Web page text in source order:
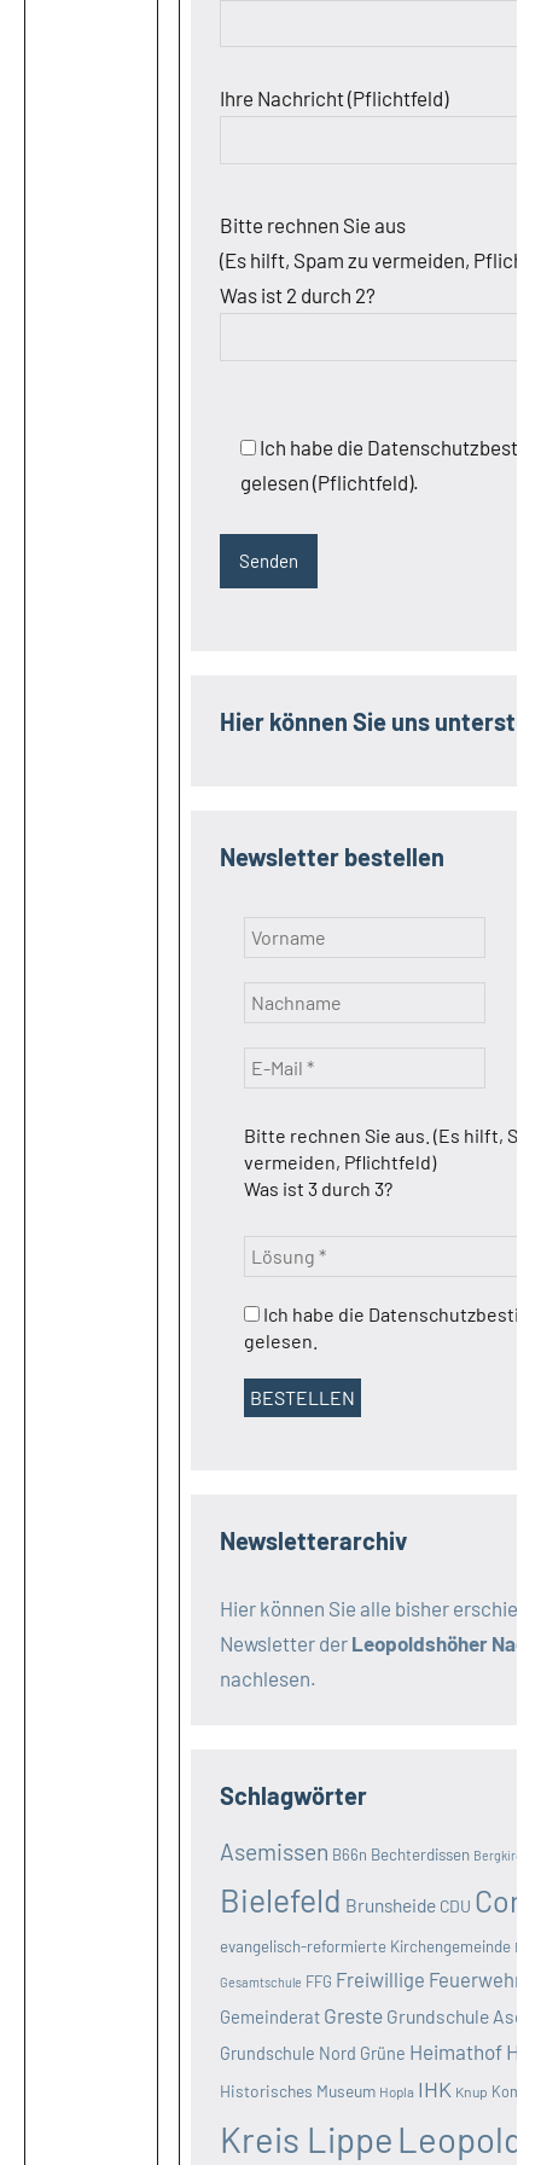
Ihre Nachricht (Pflichtfeld)
Bitte rechnen Sie aus
(Es hilft, Spam zu vermeiden,
Was ist 2 durch 2?
Ich habe die
gelesen (Pflichtfeld).
Hier können Sie uns
Newsletter bestellen
Bitte rechnen Sie aus. (Es hilft,
vermeiden, Pflichtfeld)
Was ist 3 durch 3?
Ich habe die
gelesen.
Newsletterarchiv
Hier können Sie alle bisher
Newsletter der Leopoldshöher
nachlesen.
Schlagwörter
Asemissen B66n Bechterdissen
Bielefeld Brunsheide CDU
evangelisch-reformierte Kirchengemeinde
Gesamtschule FFG Freiwillige Feuerwehr
Gemeinderat Greste Grundschule
Grundschule Nord Grüne Heimathof
Historisches Museum Hopla IHK Knup
Kreis Lippe